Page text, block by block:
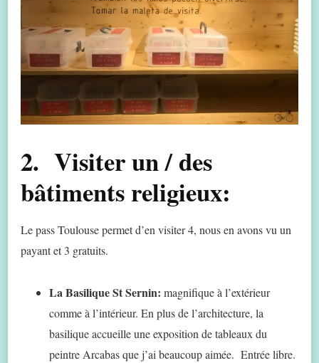
2. Visiter un / des
bâtiments religieux:
Le pass Toulouse permet d’en visiter 4, nous en avons vu un
payant et 3 gratuits.
La Basilique St Sernin: magnifique à l’extérieur
comme à l’intérieur. En plus de l’architecture, la
basilique accueille une exposition de tableaux du
peintre Arcabas que j’ai beaucoup aimée. Entrée libre.